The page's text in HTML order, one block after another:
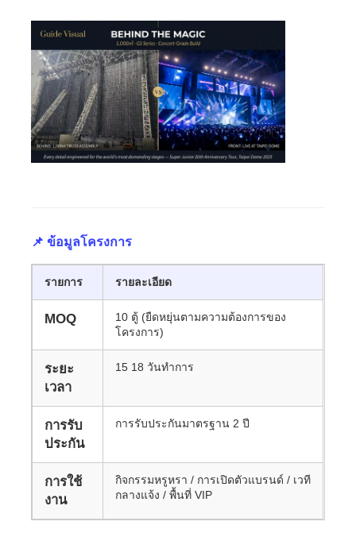
ขอทุน
จอแสดงผล LED ผนังวิดีโอ
หน้าจอแสดงผล LED
ให้เช่าจอ LED
หน้าจอ LED SMD
บอร์ดจอ LED นอก
ป้ายโฆษณากลางแจ้ง
📌 ข้อมูลโครงการ
รายการ รายละเอียด
MOQ
10 ตู้ (ยืดหยุ่นตามความต้องการของ
โครงการ)
ระยะ
เวลา
15 18 วันทําการ
การรับ
ประกัน
การรับประกันมาตรฐาน 2 ปี
การใช้
งาน
กิจกรรมหรูหรา / การเปิดตัวแบรนด์ / เวที
กลางแจ้ง / พื้นที่ VIP